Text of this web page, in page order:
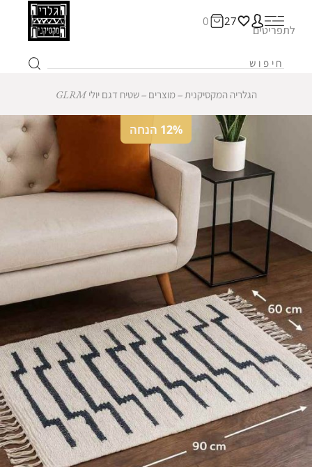
27
0
לתפריטים
הגלריה המקסיקנית ‒מוצרים ‒שטיח דגם יולי GLRM
12% הנחה